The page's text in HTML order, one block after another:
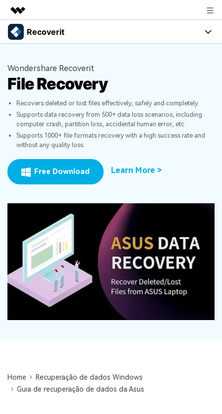
Produtos em destaque
Utilitários
Visão geral
Soluções
Sobre nós
Sala de imprensa
Loja
Recoverit
Recoverit para Windows
Uma ferramenta líder de recuperação de dados para
Windows
Teste Grátis
Recoverit para Mac
Teste Grátis
Recoverit Grátis
Recupere dados perdidos/excluídos gratuitamente
Teste Grátis
UBackit - Backup de Dados
Recursos
Recuperar arquivos de mídia
Recuperar arquivos de documentos
Recuperação de dispositivos
Soluções
Soluções de arquivos
Soluções para armazenamento
ENCONTRAR MAIS SOLUÇÕES
Porque Recoverit
Histórias de usuários
Tema Quente
Guide
search
Wondershare Recoverit
File Recovery
Recovers deleted or lost files effectively, safely and completely.
Supports data recovery from 500+ data loss scenarios, including
computer crash, partition loss, accidental human error, etc.
Supports 1000+ file formats recovery with a high success rate and
without any quality loss.
Free Download Learn More >
Home
Recuperação de dados Windows
Guia de recuperação de dados da Asus